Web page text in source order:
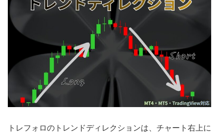
トレフォロのトレンドディレクションは、チャート右上に